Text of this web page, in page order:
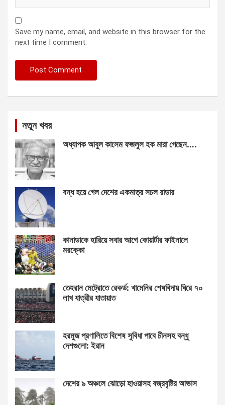
Save my name, email, and website in this browser for the
next time I comment.
নতুন খবর
অধ্যাপক আবুল কাসেম ফজলুল হক মারা গেছেন….
বন্ধ হয়ে গেল দেশের একমাত্র সচল রাডার
কানাডাকে হারিয়ে সবার আগে কোয়ার্টার ফাইনালে
মরক্কো
তেহরান মেট্রোতে রেকর্ড: খামেনির শেষবিদায় ঘিরে ৭০
লাখ যাত্রীর যাতায়াত
হরমুজ প্রণালিতে বিশেষ সুবিধা পাবে চীনসহ বন্ধু
দেশগুলো: ইরান
দেশের ৯ অঞ্চলে ঝোড়ো হাওয়াসহ বজ্রবৃষ্টির আভাস